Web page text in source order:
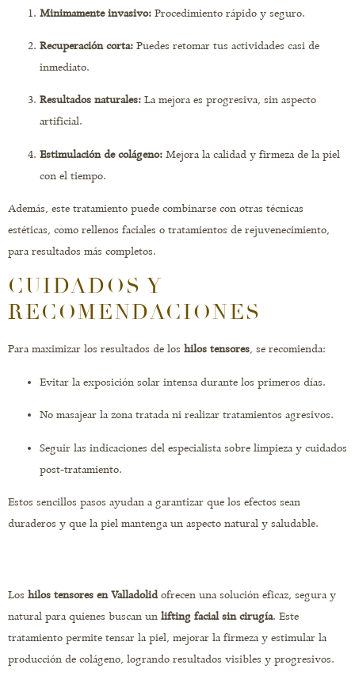
Minimamente invasivo: Procedimiento rápido y seguro.
Recuperación corta: Puedes retomar tus actividades casi de
inmediato.
Resultados naturales: La mejora es progresiva, sin aspecto
artificial.
Estimulación de colágeno: Mejora la calidad y firmeza de la piel
con el tiempo.
Además, este tratamiento puede combinarse con otras técnicas
estéticas, como rellenos faciales o tratamientos de rejuvenecimiento,
para resultados más completos.
CUIDADOS Y
RECOMENDACIONES
Para maximizar los resultados de los hilos tensores, se recomienda:
Evitar la exposición solar intensa durante los primeros días.
No masajear la zona tratada ni realizar tratamientos agresivos.
Seguir las indicaciones del especialista sobre limpieza y cuidados
post-tratamiento.
Estos sencillos pasos ayudan a garantizar que los efectos sean
duraderos y que la piel mantenga un aspecto natural y saludable.
Los hilos tensores en Valladolidofrecen una solución eficaz, segura y
natural para quienes buscan un lifting facial sin cirugía. Este
tratamiento permite tensar la piel, mejorar la firmeza y estimular la
producción de colágeno, logrando resultados visibles y progresivos.